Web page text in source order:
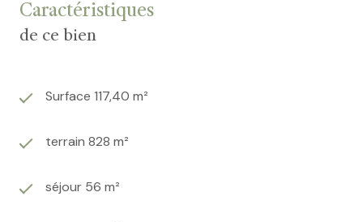
Caractéristiques
de ce bien
Surface 117,40 m²
terrain 828 m²
séjour 56 m²